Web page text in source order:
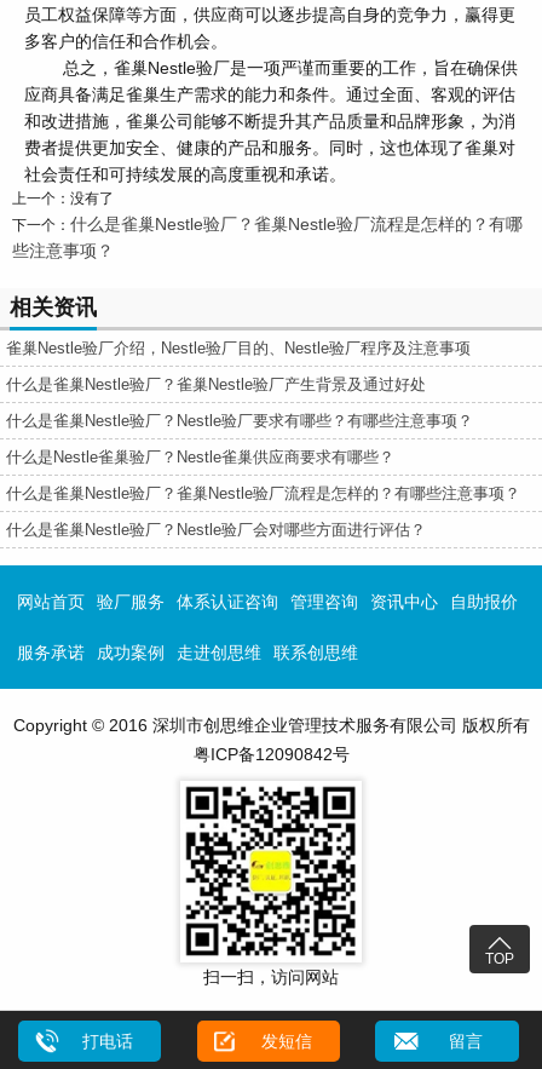
员工权益保障等方面，供应商可以逐步提高自身的竞争力，赢得更
多客户的信任和合作机会。
总之，雀巢Nestle验厂是一项严谨而重要的工作，旨在确保供
应商具备满足雀巢生产需求的能力和条件。通过全面、客观的评估
和改进措施，雀巢公司能够不断提升其产品质量和品牌形象，为消
费者提供更加安全、健康的产品和服务。同时，这也体现了雀巢对
社会责任和可持续发展的高度重视和承诺。
上一个：没有了
下一个： 什么是雀巢Nestle验厂？雀巢Nestle验厂流程是怎样的？有哪
些注意事项？
相关资讯
雀巢Nestle验厂介绍，Nestle验厂目的、Nestle验厂程序及注意事项
什么是雀巢Nestle验厂？雀巢Nestle验厂产生背景及通过好处
什么是雀巢Nestle验厂？Nestle验厂要求有哪些？有哪些注意事项？
什么是Nestle雀巢验厂？Nestle雀巢供应商要求有哪些？
什么是雀巢Nestle验厂？雀巢Nestle验厂流程是怎样的？有哪些注意事项？
什么是雀巢Nestle验厂？Nestle验厂会对哪些方面进行评估？

TOP
网站首页 验厂服务 体系认证咨询 管理咨询 资讯中心 自助报价
服务承诺 成功案例 走进创思维 联系创思维
Copyright © 2016 深圳市创思维企业管理技术服务有限公司 版权所有
粤ICP备12090842号
扫一扫，访问网站
打电话 发短信 留言